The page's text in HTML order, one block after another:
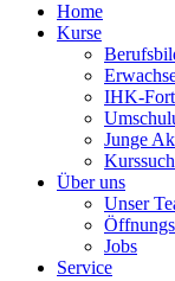
Home
Kurse
IHK-
Junge
Über uns
Unser
Jobs
Service